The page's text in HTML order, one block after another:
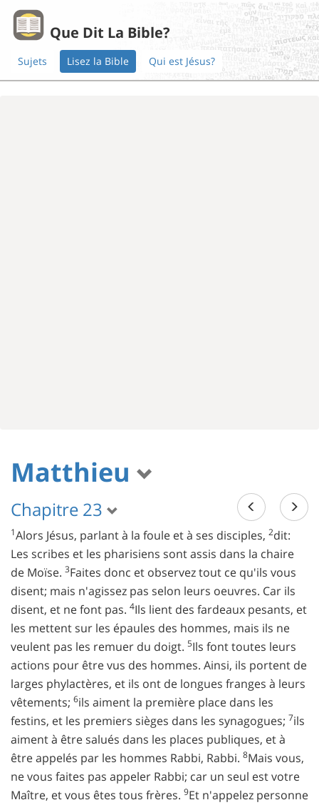
Que Dit La Bible?
Sujets Lisez la Bible Qui est Jésus?
Matthieu
Chapitre 23
1Alors Jésus, parlant à la foule et à ses disciples, 2dit:
Les scribes et les pharisiens sont assis dans la chaire
de Moïse. 3Faites donc et observez tout ce qu'ils vous
disent; mais n'agissez pas selon leurs oeuvres. Car ils
disent, et ne font pas. 4Ils lient des fardeaux pesants, et
les mettent sur les épaules des hommes, mais ils ne
veulent pas les remuer du doigt. 5Ils font toutes leurs
actions pour être vus des hommes. Ainsi, ils portent de
larges phylactères, et ils ont de longues franges à leurs
vêtements; 6ils aiment la première place dans les
festins, et les premiers sièges dans les synagogues; 7ils
aiment à être salués dans les places publiques, et à
être appelés par les hommes Rabbi, Rabbi. 8Mais vous,
ne vous faites pas appeler Rabbi; car un seul est votre
Maître, et vous êtes tous frères. 9Et n'appelez personne